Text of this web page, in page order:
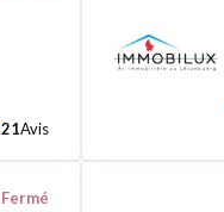
Avis
Fermé